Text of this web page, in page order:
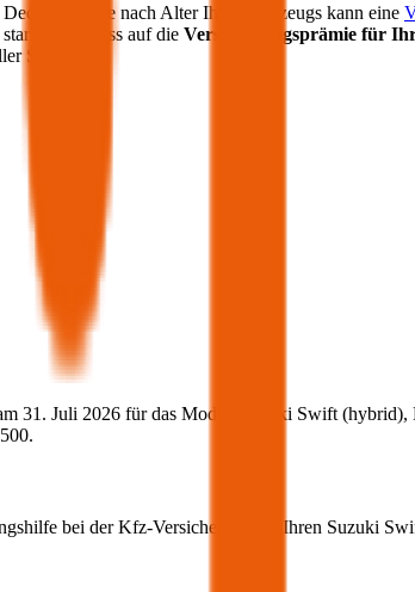
Je nach Alter Ihres Fahrzeugs kann eine
Einfluss auf die Versicherungsprämie für
Stufe.
31. Juli 2026 für das Modell Suzuki Swift (hybrid),
.
bei der Kfz-Versicherung für Ihren Suzuki